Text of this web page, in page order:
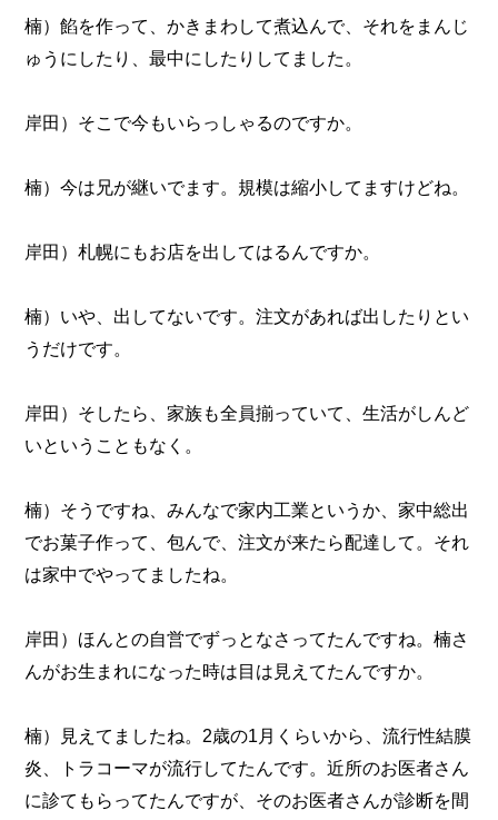
楠）餡を作って、かきまわして煮込んで、それをまんじ
ゅうにしたり、最中にしたりしてました。
岸田）そこで今もいらっしゃるのですか。
楠）今は兄が継いでます。規模は縮小してますけどね。
岸田）札幌にもお店を出してはるんですか。
楠）いや、出してないです。注文があれば出したりとい
うだけです。
岸田）そしたら、家族も全員揃っていて、生活がしんど
いということもなく。
楠）そうですね、みんなで家内工業というか、家中総出
でお菓子作って、包んで、注文が来たら配達して。それ
は家中でやってましたね。
岸田）ほんとの自営でずっとなさってたんですね。楠さ
んがお生まれになった時は目は見えてたんですか。
楠）見えてましたね。2歳の1月くらいから、流行性結膜
炎、トラコーマが流行してたんです。近所のお医者さん
に診てもらってたんですが、そのお医者さんが診断を間